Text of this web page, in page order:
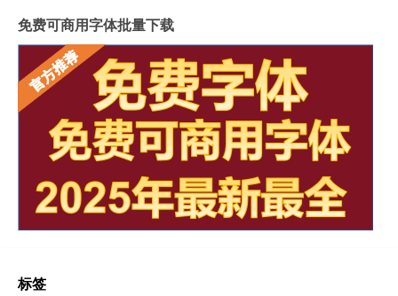
免费可商用字体批量下载
标签